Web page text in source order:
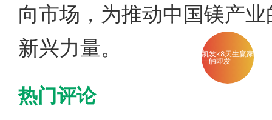
向市场，为推动中国镁产
新兴力量。
热门评论
凯发k8天生赢家
一触即发